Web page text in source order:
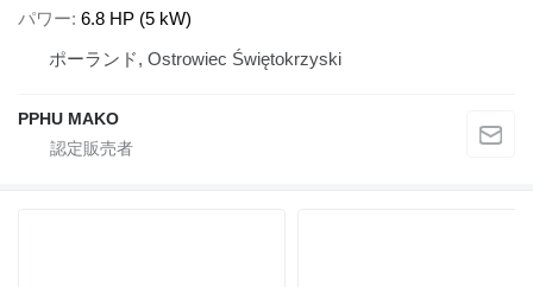
パワー 6.8 HP (5 kW)
ポーランド, Ostrowiec Świętokrzyski
PPHU MAKO